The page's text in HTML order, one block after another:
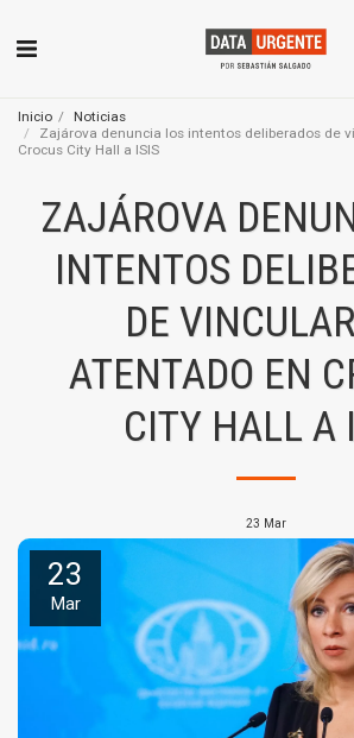
Inicio
Noticias
Zajárova denuncia los intentos deliberados de
Crocus City Hall a ISIS
ZAJÁROVA
INTENTOS
DE
ATENTADO EN
CITY HALL A
23 Mar
23
Mar